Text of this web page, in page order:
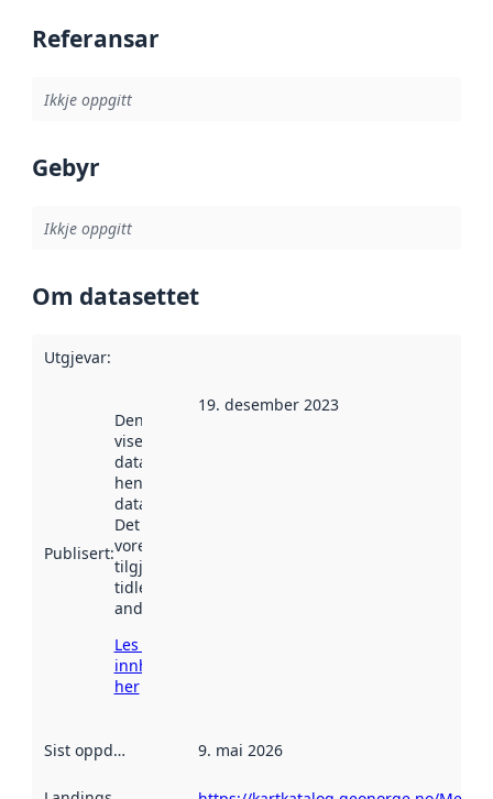
Referansar
Ikkje oppgitt
Gebyr
Ikkje oppgitt
Om datasettet
Utgjevar:
Publisert:
Denne datoen
viser når
datasettet vart
henta inn av
data.norge.no.
Det kan ha
vore
tilgjengeleg
tidlegare
andre stader.
Les meir om
innhenting
her
19. desember 2023
Sist oppdatert 9. mai 2026